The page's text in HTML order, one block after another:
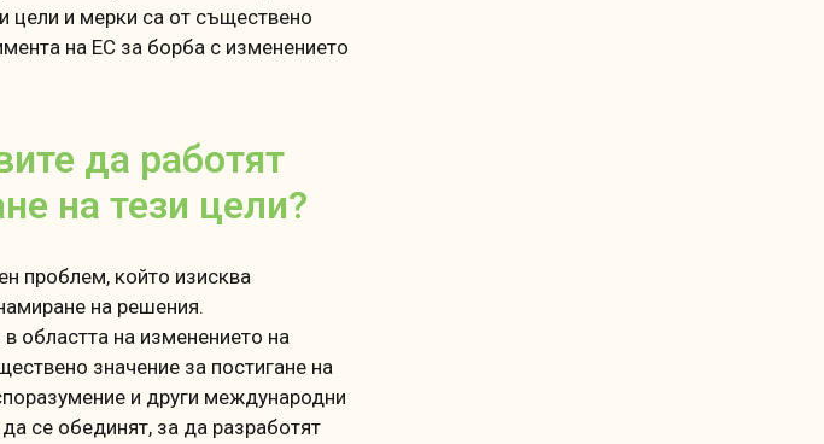
цели и мерки са от съществено
на ЕС за борба с изменението
да работят
на тези цели?
проблем, който изисква
на решения.
областта на изменението на
значение за постигане на
и други международни
се обединят, за да разработят